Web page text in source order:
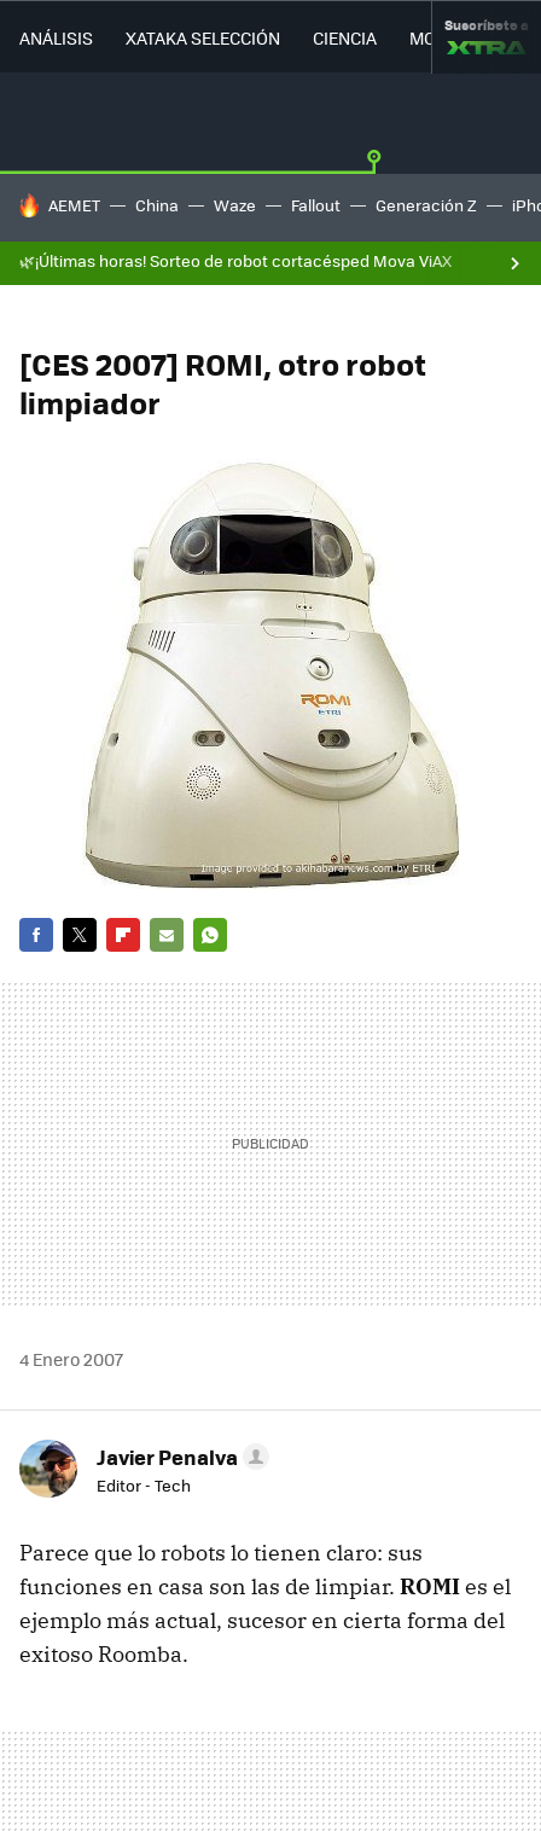
ANÁLISIS XATAKA SELECCIÓN CIENCIA MOVILIDAD
Suscríbete a
HOY SE HABLA DE
AEMET China Waze Fallout Generación Z
🌿¡Últimas horas! Sorteo de robot cortacésped Mova ViAX
[CES 2007] ROMI, otro robot
limpiador
MAIL
4 Enero 2007
Javier Penalva
Editor - Tech
Parece que lo robots lo tienen claro: sus
funciones en casa son las de limpiar. ROMIes el
ejemplo más actual, sucesor en cierta forma del
exitoso Roomba.